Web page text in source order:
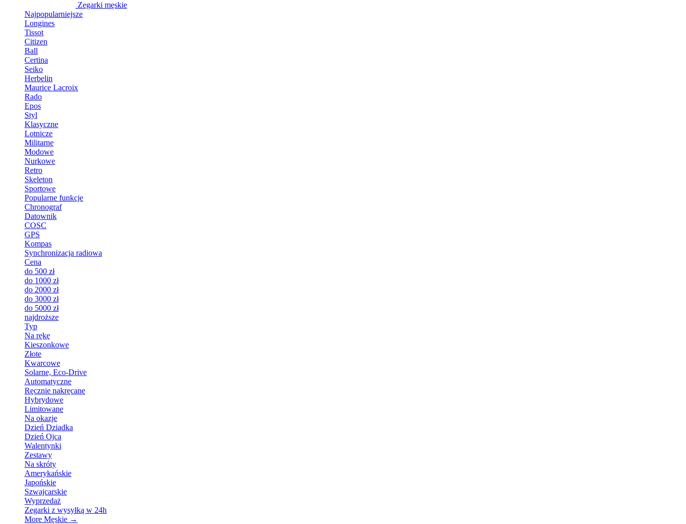
Zegarki męskie
Najpopularniejsze
Longines
Tissot
Citizen
Ball
Certina
Seiko
Herbelin
Maurice Lacroix
Rado
Epos
Styl
Klasyczne
Lotnicze
Militarne
Modowe
Nurkowe
Retro
Skeleton
Sportowe
Popularne funkcje
Chronograf
Datownik
COSC
GPS
Kompas
Synchronizacja radiowa
Cena
do 500 zł
do 1000 zł
do 2000 zł
do 3000 zł
do 5000 zł
najdroższe
Typ
Na rękę
Kieszonkowe
Złote
Kwarcowe
Solarne, Eco-Drive
Automatyczne
Ręcznie nakręcane
Hybrydowe
Limitowane
Na okazje
Dzień Dziadka
Dzień Ojca
Walentynki
Zestawy
Na skróty
Amerykańskie
Japońskie
Szwajcarskie
Wyprzedaż
Zegarki z wysyłką w 24h
More Męskie →